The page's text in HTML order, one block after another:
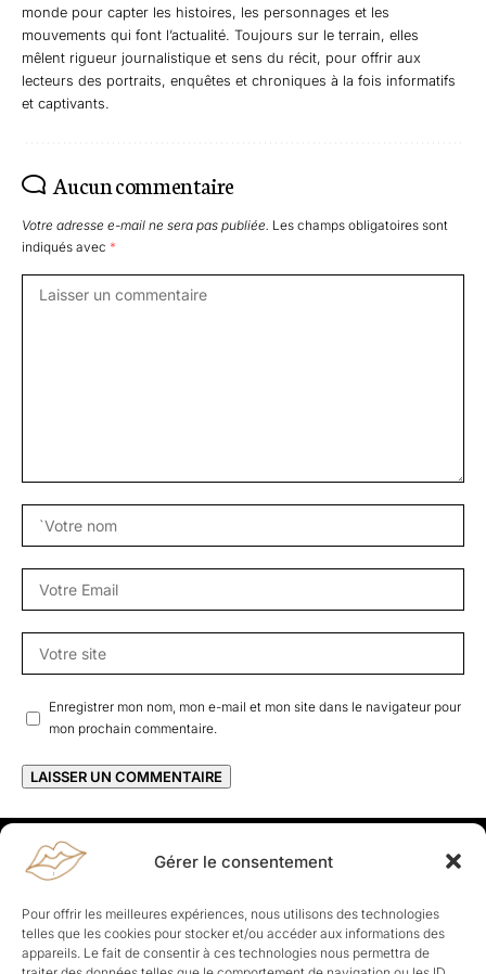
Gérer le consentement
Pour offrir les meilleures expériences, nous utilisons des technologies
telles que les cookies pour stocker et/ou accéder aux informations des
appareils. Le fait de consentir à ces technologies nous permettra de
monde pour capter les histoires, les personnages et les
mouvements qui font l’actualité. Toujours sur le terrain, elles
mêlent rigueur journalistique et sens du récit, pour offrir aux
lecteurs des portraits, enquêtes et chroniques à la fois informatifs
et captivants.
Aucun commentaire
Votre adresse e-mail ne sera pas publiée. Les champs obligatoires sont
indiqués avec *
Enregistrer mon nom, mon e-mail et mon site dans le navigateur pour
mon prochain commentaire.
Rapporteuses
À propos de Rapporteuses :Rapporteuses, c’est l’histoire de
Parisiennes, bien dans leurs baskets qui aiment rapporter ce qui leur
cause, leur apporte et leur rapporte !